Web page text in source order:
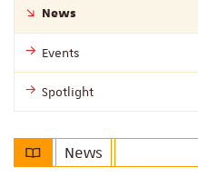
News
Events
Spotlight
News